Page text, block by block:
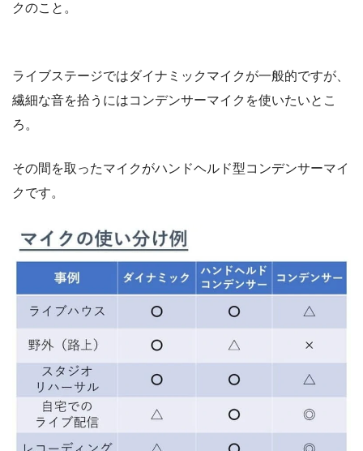
クのこと。
ライブステージではダイナミックマイクが一般的ですが、
繊細な音を拾うにはコンデンサーマイクを使いたいとこ
ろ。
その間を取ったマイクがハンドヘルド型コンデンサーマイ
クです。